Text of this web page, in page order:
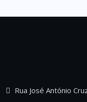
Rua José António